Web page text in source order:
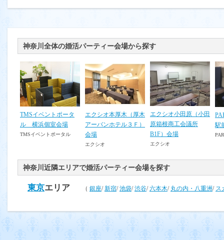
神奈川全体の婚活パーティー会場から探す
TMSイベントポータ
ル 横浜個室会場
TMSイベントポータル
エクシオ本厚木（厚木
アーバンホテル３Ｆ）
会場
エクシオ
エクシオ小田原（小田
原箱根商工会議所
B1F）会場
エクシオ
駅
神奈川近隣エリアで婚活パーティー会場を探す
東京エリア （ 銀座/新宿/池袋/渋谷/六本木/ 丸の内・八重洲/ ス